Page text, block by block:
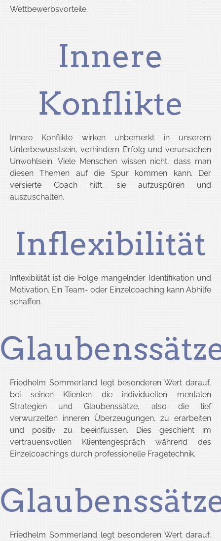
Wettbewerbsvorteile.
Innere
Konflikte
Innere Konflikte wirken unbemerkt in unserem
Unterbewusstsein, verhindern Erfolg und verursachen
Unwohlsein. Viele Menschen wissen nicht, dass man
diesen Themen auf die Spur kommen kann. Der
versierte Coach hilft, sie aufzuspüren und
auszuschalten.
Inflexibilität
Inflexibilität ist die Folge mangelnder Identifikation und
Motivation. Ein Team- oder Einzelcoaching kann Abhilfe
schaffen.
Friedhelm Sommerland legt besonderen Wert darauf,
bei seinen Klienten die individuellen mentalen
Strategien und Glaubenssätze, also die tief
verwurzelten inneren Überzeugungen, zu erarbeiten
und positiv zu beeinflussen. Dies geschieht im
vertrauensvollen Klientengespräch während des
Einzelcoachings durch professionelle Fragetechnik.
Friedhelm Sommerland legt besonderen Wert darauf,